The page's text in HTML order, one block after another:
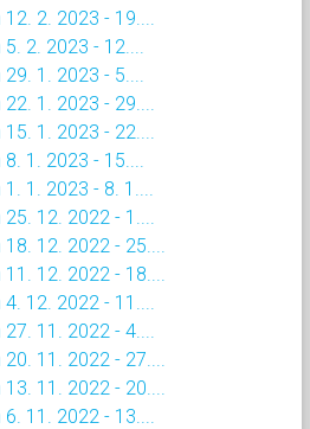
2. 2023 - 19....
2. 2023 - 12....
1. 2023 - 5....
1. 2023 - 29....
1. 2023 - 22....
1. 2023 - 15....
1. 2023 - 8. 1....
12. 2022 - 1....
12. 2022 - 25....
12. 2022 - 18....
12. 2022 - 11....
11. 2022 - 4....
11. 2022 - 27....
11. 2022 - 20....
11. 2022 - 13....